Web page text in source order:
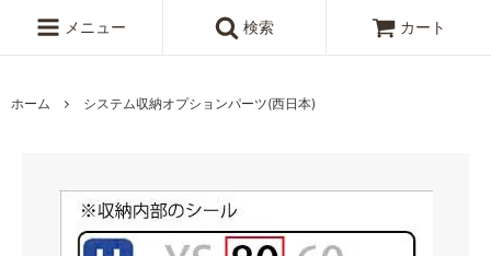
メニュー 検索 カート
ホーム システム収納オプションパーツ(西日本)